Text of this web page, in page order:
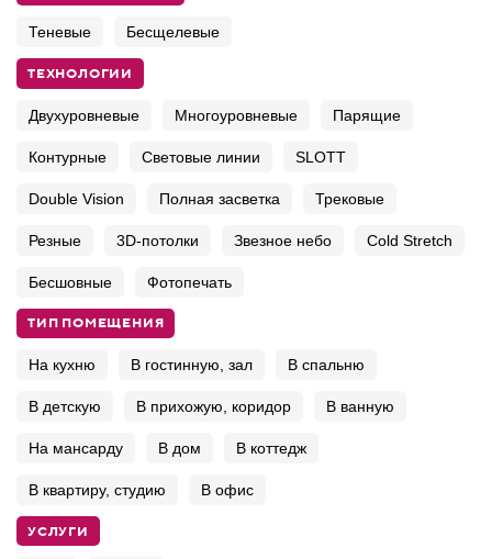
Теневые Бесщелевые
ТЕХНОЛОГИИ
Двухуровневые Многоуровневые Парящие
Контурные Световые линии SLOTT
Double Vision Полная засветка Трековые
Резные 3D-потолки Звезное небо Cold Stretch
Бесшовные Фотопечать
ТИП ПОМЕЩЕНИЯ
На кухню В гостинную, зал В спальню
В детскую В прихожую, коридор В ванную
На мансарду В дом В коттедж
В квартиру, студию В офис
УСЛУГИ